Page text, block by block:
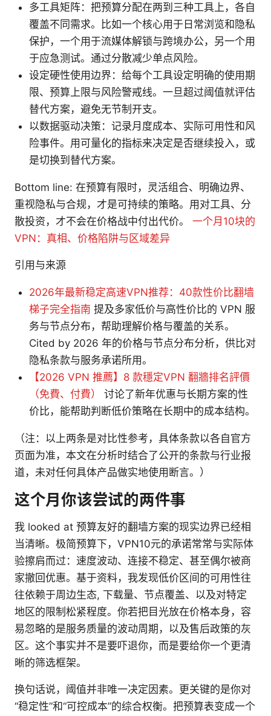
多工具矩阵：把预算分配在两到三种工具上，各自
覆盖不同需求。比如一个核心用于日常浏览和隐私
保护，一个用于流媒体解锁与跨境办公，另一个用
于应急测试。通过分散减少单点风险。
设定硬性使用边界：给每个工具设定明确的使用期
限、预算上限与风险警戒线。一旦超过阈值就评估
替代方案，避免无节制开支。
以数据驱动决策：记录月度成本、实际可用性和风
险事件。用可量化的指标来决定是否继续投入，或
是切换到替代方案。
Bottom line: 在预算有限时，灵活组合、明确边界、
重视隐私与合规，才是可持续的策略。用对工具、分
散投资，才不会在价格战中付出代价。 一个月10块的
VPN：真相、价格陷阱与区域差异
引用与来源
2026年最新稳定高速VPN推荐：40款性价比翻墙
梯子完全指南 提及多家低价与高性价比的 VPN 服
务与节点分布，帮助理解价格与覆盖的关系。
Cited by 2026 年的价格与节点分布分析，供比对
隐私条款与服务承诺所用。
【2026 VPN 推薦】8 款穩定VPN 翻牆排名評價
（免費、付費）
讨论了新年优惠与长期方案的性
价比，能帮助判断低价策略在长期中的成本结构。
（注：以上两条是对比性参考，具体条款以各自官方
页面为准，本文在分析时结合了公开的条款与行业报
道，未对任何具体产品做实地使用断言。）
这个月你该尝试的两件事
我 looked at 预算友好的翻墙方案的现实边界已经相
当清晰。极简预算下，VPN10元的承诺常常与实际体
验擦肩而过：速度波动、连接不稳定、甚至偶尔被商
家撤回优惠。基于资料，我发现低价区间的可用性往
往依赖于周边生态, 下载量、节点覆盖、以及对特定
地区的限制松紧程度。你若把目光放在价格本身，容
易忽略的是服务质量的波动周期，以及售后政策的灰
区。这个事实并不是要吓退你，而是要给你一个更清
晰的筛选框架。
换句话说，阈值并非唯一决定因素。更关键的是你对
“稳定性”和“可控成本”的综合权衡。把预算表变成一个